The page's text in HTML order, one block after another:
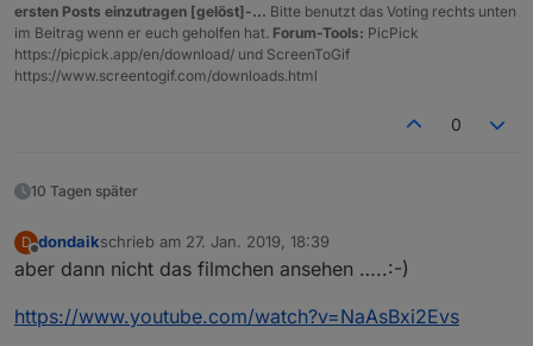
ersten Posts einzutragen [gelöst]-... Bitte benutzt das Voting rechts unten
im Beitrag wenn er euch geholfen hat. Forum-Tools: PicPick
https://picpick.app/en/download/ und ScreenToGif
https://www.screentogif.com/downloads.html
0
10 Tagen später
D
Offline
dondaikschrieb am 27. Jan. 2019, 18:39
zuletzt editiert von
aber dann nicht das filmchen ansehen …..:-)
https://www.youtube.com/watch?v=NaAsBxi2Evs